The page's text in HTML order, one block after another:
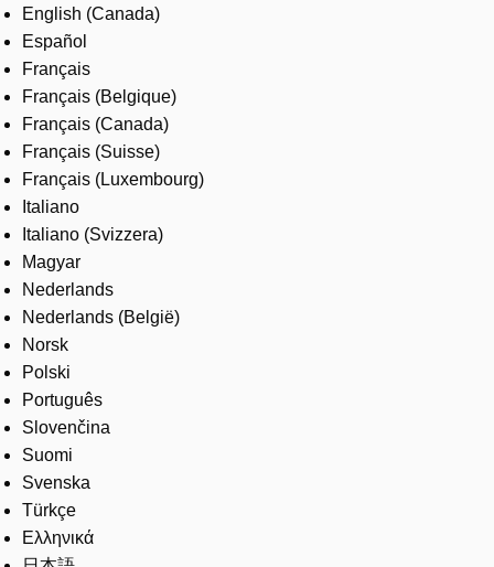
English (Canada)
Español
Français
Français (Belgique)
Français (Canada)
Français (Suisse)
Français (Luxembourg)
Italiano
Italiano (Svizzera)
Magyar
Nederlands
Nederlands (België)
Norsk
Polski
Português
Slovenčina
Suomi
Svenska
Türkçe
Ελληνικά